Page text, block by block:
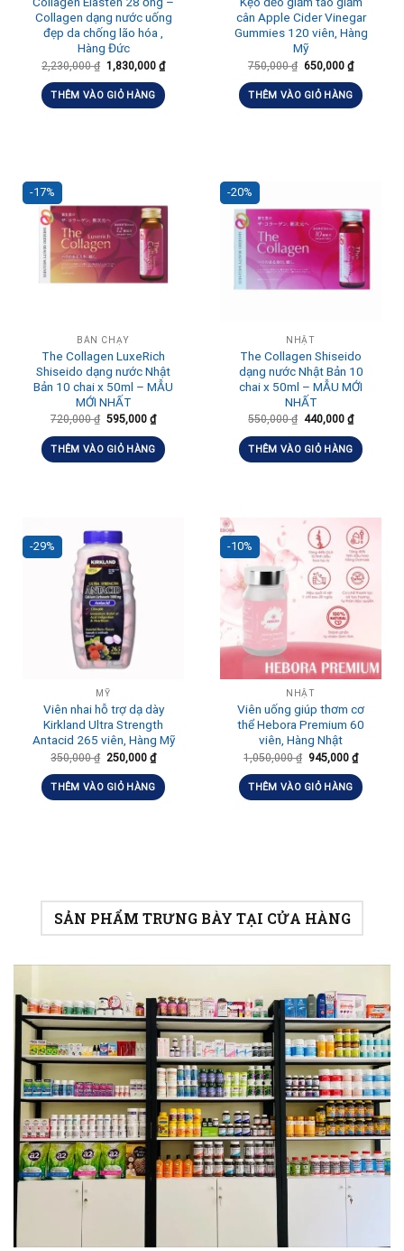
Collagen dạng nước uống
đẹp da chống lão hóa ,
Hàng Đức
2,230,000₫ 1,830,000 ₫
THÊM VÀO GIỎ HÀNG
cân Apple Cider Vinegar
Gummies 120 viên, Hàng
Mỹ
750,000₫ 650,000 ₫
THÊM VÀO GIỎ HÀNG
-17%
BÁN CHẠY
The Collagen LuxeRich
Shiseido dạng nước Nhật
Bản 10 chai x 50ml – MẪU
MỚI NHẤT
720,000₫ 595,000 ₫
THÊM VÀO GIỎ HÀNG
-20%
NHẬT
The Collagen Shiseido
dạng nước Nhật Bản 10
chai x 50ml – MẪU MỚI
NHẤT
550,000₫ 440,000 ₫
THÊM VÀO GIỎ HÀNG
-29%
MỸ
Viên nhai hỗ trợ dạ dày
Kirkland Ultra Strength
Antacid 265 viên, Hàng Mỹ
350,000₫ 250,000 ₫
THÊM VÀO GIỎ HÀNG
-10%
NHẬT
Viên uống giúp thơm cơ
thể Hebora Premium 60
viên, Hàng Nhật
1,050,000₫ 945,000 ₫
THÊM VÀO GIỎ HÀNG
SẢN PHẨM TRƯNG BÀY TẠI CỬA HÀNG